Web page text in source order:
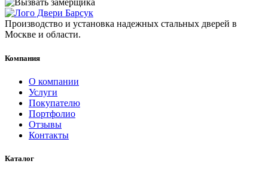
Производство и установка надежных стальных дверей в
Москве и области.
Компания
О компании
Услуги
Покупателю
Портфолио
Отзывы
Контакты
Каталог